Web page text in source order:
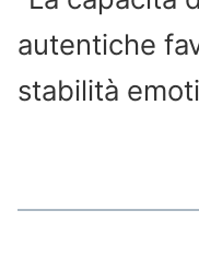
autentiche
stabilità